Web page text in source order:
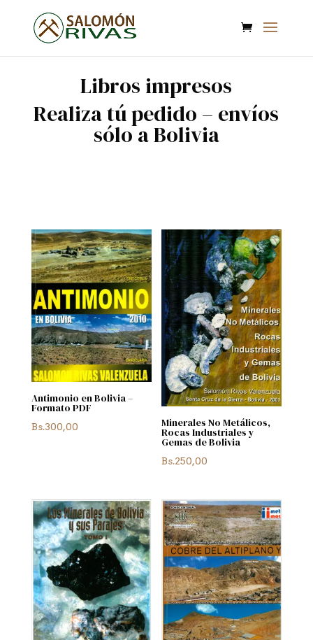
Libros impresos
Realiza tú pedido – envíos
sólo a Bolivia
Antimonio en Bolivia –
Formato PDF
Bs.300,00 Minerales No Metálicos,
Rocas Industriales y
Gemas de Bolivia
Bs.250,00